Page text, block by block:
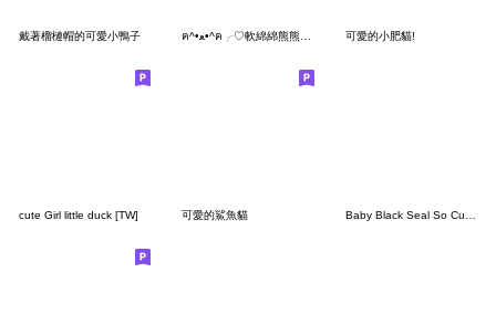
戴著榴槤帽的可愛小鴨子 ฅ^•ﻌ•^ฅ╭♡軟綿綿熊熊貓精力充沛 可愛的小肥貓!
cute Girl little duck [TW] 可愛的鯊魚貓